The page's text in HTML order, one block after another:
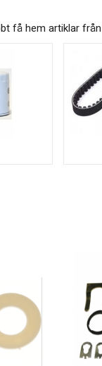
få hem artiklar